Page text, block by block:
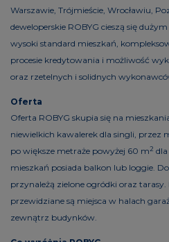
Warszawie, Trójmieście, Wrocławiu,
deweloperskie ROBYG cieszą się
wysoki standard mieszkań,
procesie kredytowania i możliwość
oraz rzetelnych i solidnych
Oferta
Oferta ROBYG skupia się na
niewielkich kawalerek dla singli, przez
po większe metraże powyżej 60 m2
mieszkań posiada balkon lub loggie.
przynależą zielone ogródki oraz
przewidziane są miejsca w halach
zewnątrz budynków.